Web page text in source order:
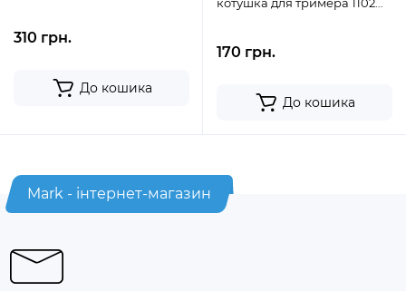
310 грн.
До кошика
170 грн.
До кошика
Mark - інтернет-магазин